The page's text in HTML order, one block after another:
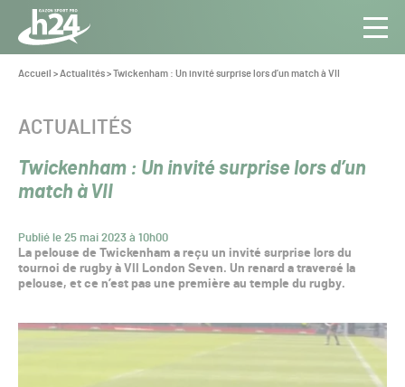
Panneau de gestion des cookies
Aller au contenu
Toute
l’info
Pro
Vous
Accueil >Actualités>Twickenham : Un invité surprise lors d’un match à VII
Twickenham : Un invité surprise lors d’un
match à VII
Publié le 25 mai 2023 à 10h00
CATÉGORIE :
ACTUALITÉS
La pelouse de Twickenham a reçu un invité surprise lors du
tournoi de rugby à VII London Seven. Un renard a traversé la
pelouse, et ce n’est pas une première au temple du rugby.